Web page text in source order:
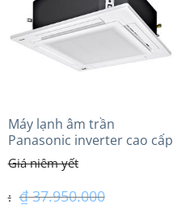
Máy lạnh âm trần
Panasonic inverter cao cấp
(4.0Hp) S-3448PU3HA/U-
34PRH1H5
₫37.950.000